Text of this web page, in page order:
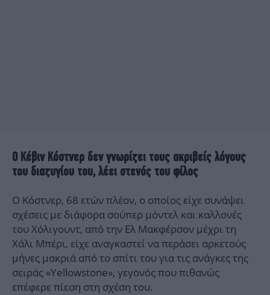
Ο Κέβιν Κόστνερ δεν γνωρίζει τους ακριβείς λόγους
του διαζυγίου του, λέει στενός του φίλος
Ο Κόστνερ, 68 ετών πλέον, ο οποίος είχε συνάψει
σχέσεις με διάφορα σούπερ μόντελ και καλλονές
του Χόλιγουντ, από την Ελ Μακφέρσον μέχρι τη
Χάλι Μπέρι, είχε αναγκαστεί να περάσει αρκετούς
μήνες μακριά από το σπίτι του για τις ανάγκες της
σειράς «Yellowstone», γεγονός που πιθανώς
επέφερε πίεση στη σχέση του.